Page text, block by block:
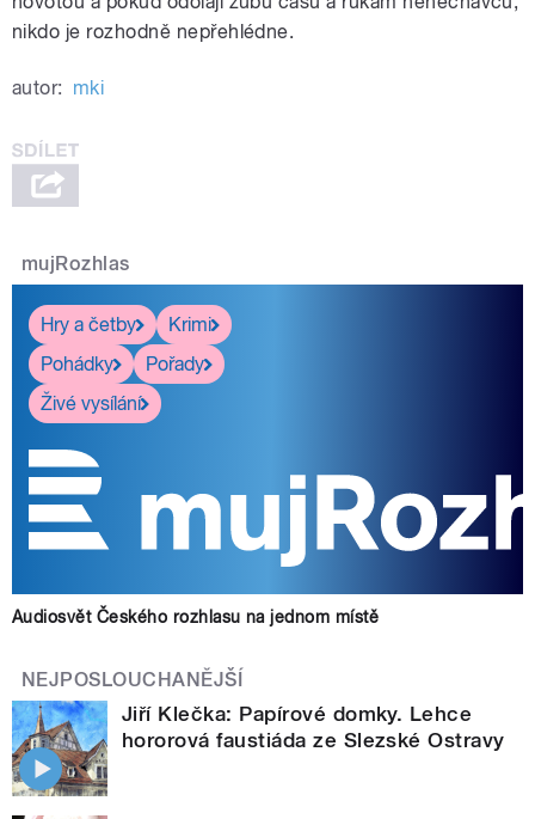
nikdo je rozhodně nepřehlédne.
autor: mki
mujRozhlas
Hry a četby
Krimi
Pohádky
Pořady
Živé vysílání
Audiosvět Českého rozhlasu na jednom místě
NEJPOSLOUCHANĚJŠÍ
Jiří Klečka: Papírové domky. Lehce
hororová faustiáda ze Slezské Ostravy